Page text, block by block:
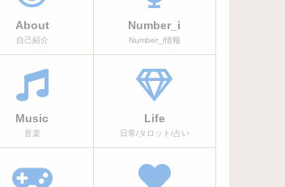
About
自己紹介
Number_i
Number_i情報
Music
音楽
Life
日常/タロット/占い